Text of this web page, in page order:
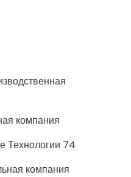
компания
Технологии 74
компания